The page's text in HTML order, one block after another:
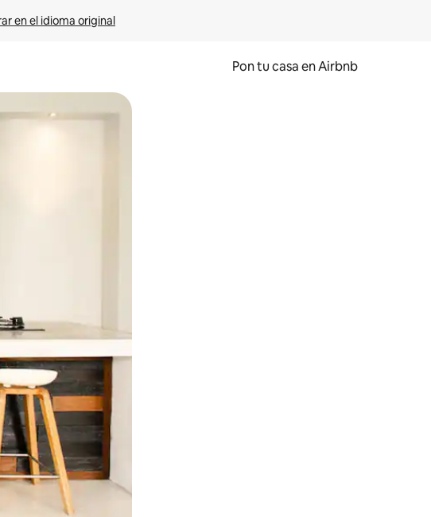
en el idioma original
Pon tu casa en Airbnb
con el tacto o desliza el dedo.